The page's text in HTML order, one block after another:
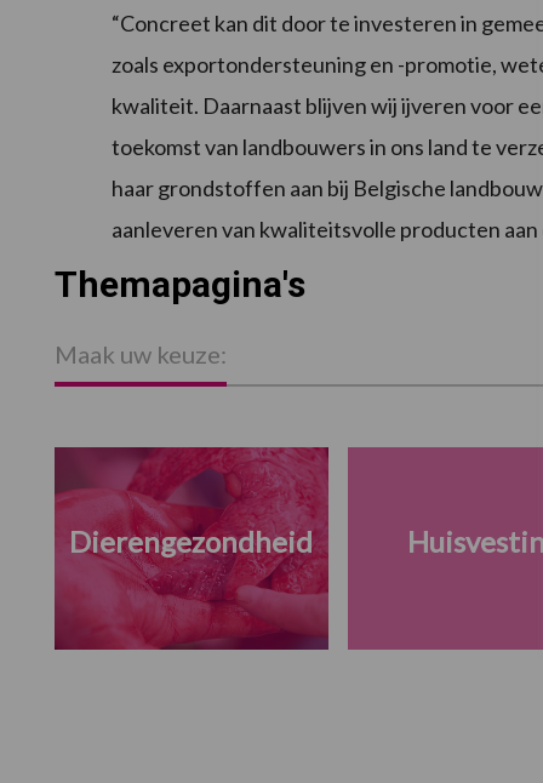
“Concreet kan dit door te investeren in
zoals exportondersteuning en -promotie,
kwaliteit. Daarnaast blijven wij ijveren voor
toekomst van landbouwers in ons land te
haar grondstoffen aan bij Belgische
aanleveren van kwaliteitsvolle producten aan
Themapagina's
Maak uw keuze:
Dierengezondheid Huisvesting